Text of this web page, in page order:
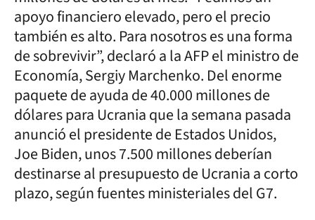
apoyo financiero elevado, pero el precio
también es alto. Para nosotros es una forma
de sobrevivir”, declaró a la AFP el ministro de
Economía, Sergiy Marchenko. Del enorme
paquete de ayuda de 40.000 millones de
dólares para Ucrania que la semana pasada
anunció el presidente de Estados Unidos,
Joe Biden, unos 7.500 millones deberían
destinarse al presupuesto de Ucrania a corto
plazo, según fuentes ministeriales del G7.